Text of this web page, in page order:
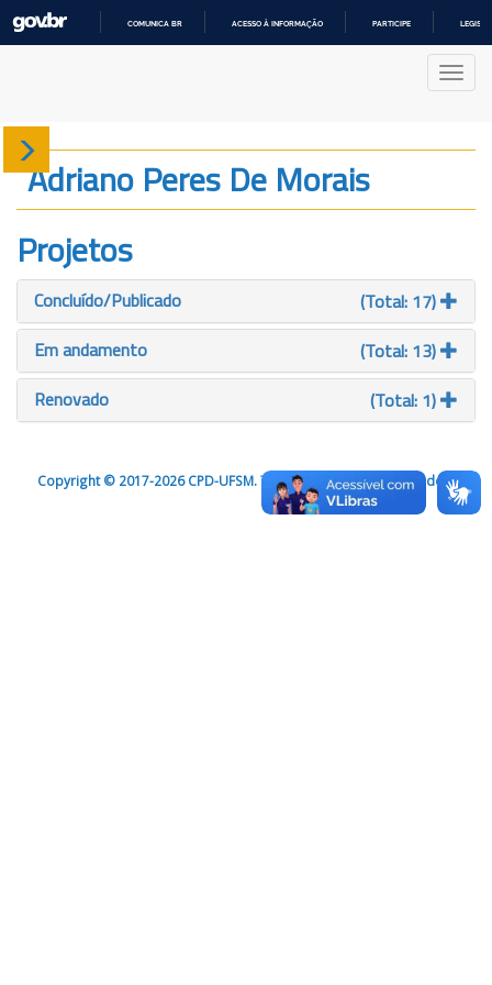
COMUNICA BR ACESSO À INFORMAÇÃO PARTICIPE
Sobre
Produção
Projetos
Gráficos
Adriano Peres De Morais
Projetos
Concluído/Publicado
(Total: 17)
Em andamento
(Total: 13)
Renovado
(Total: 1)
Copyright © 2017-2026 CPD-UFSM. Todos os direitos reservados.